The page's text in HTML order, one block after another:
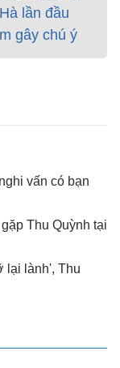
lần đầu
gây chú ý
vấn có bạn
Thu Quỳnh tại
lại lành', Thu